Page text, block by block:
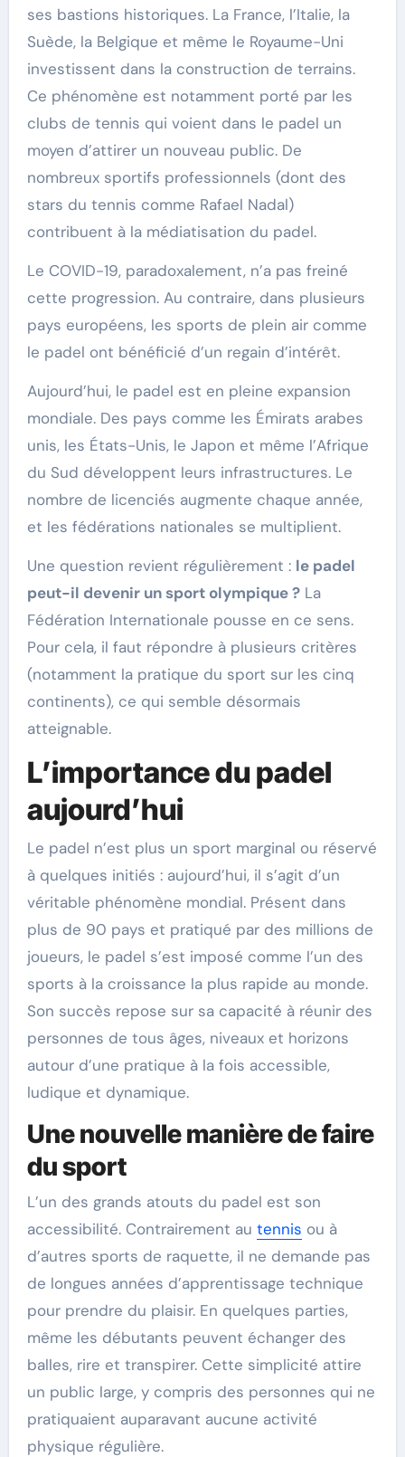
ses bastions historiques. La France, l’Italie, la
Suède, la Belgique et même le Royaume-Uni
investissent dans la construction de terrains.
Ce phénomène est notamment porté par les
clubs de tennis qui voient dans le padel un
moyen d’attirer un nouveau public. De
nombreux sportifs professionnels (dont des
stars du tennis comme Rafael Nadal)
contribuent à la médiatisation du padel.
Le COVID-19, paradoxalement, n’a pas freiné
cette progression. Au contraire, dans plusieurs
pays européens, les sports de plein air comme
le padel ont bénéficié d’un regain d’intérêt.
Aujourd’hui, le padel est en pleine expansion
mondiale. Des pays comme les Émirats arabes
unis, les États-Unis, le Japon et même l’Afrique
du Sud développent leurs infrastructures. Le
nombre de licenciés augmente chaque année,
et les fédérations nationales se multiplient.
Une question revient régulièrement : le padel
peut-il devenir un sport olympique ?La
Fédération Internationale pousse en ce sens.
Pour cela, il faut répondre à plusieurs critères
(notamment la pratique du sport sur les cinq
continents), ce qui semble désormais
atteignable.
L’importance du padel
aujourd’hui
Le padel n’est plus un sport marginal ou réservé
à quelques initiés : aujourd’hui, il s’agit d’un
véritable phénomène mondial. Présent dans
plus de 90 pays et pratiqué par des millions de
joueurs, le padel s’est imposé comme l’un des
sports à la croissance la plus rapide au monde.
Son succès repose sur sa capacité à réunir des
personnes de tous âges, niveaux et horizons
autour d’une pratique à la fois accessible,
ludique et dynamique.
Une nouvelle manière de faire
du sport
L’un des grands atouts du padel est son
accessibilité. Contrairement au tennis ou à
d’autres sports de raquette, il ne demande pas
de longues années d’apprentissage technique
pour prendre du plaisir. En quelques parties,
même les débutants peuvent échanger des
balles, rire et transpirer. Cette simplicité attire
un public large, y compris des personnes qui ne
pratiquaient auparavant aucune activité
physique régulière.